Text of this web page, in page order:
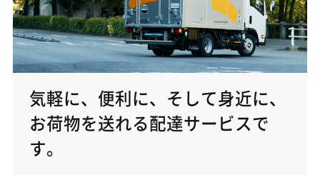
気軽に、便利に、そして身近に、
お荷物を送れる配達サービスで
す。